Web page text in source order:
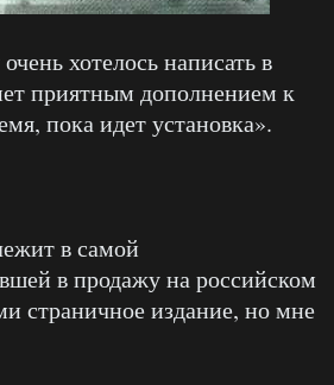
хотелось написать в
приятным дополнением к
пока идет установка».
в самой
в продажу на российском
страничное издание, но мне